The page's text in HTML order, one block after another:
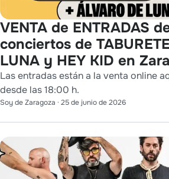
VENTA de ENTRADAS
conciertos de
LUNA y HEY KID en
Las entradas están a la venta online
desde las 18:00 h.
Soy de Zaragoza · 25 de junio de 2026